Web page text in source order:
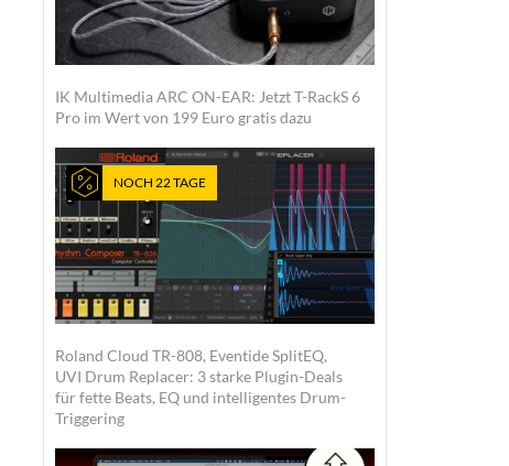
IK Multimedia ARC ON-EAR: Jetzt T-RackS 6
Pro im Wert von 199 Euro gratis dazu
NOCH 22 TAGE
Roland Cloud TR-808, Eventide SplitEQ,
UVI Drum Replacer: 3 starke Plugin-Deals
für fette Beats, EQ und intelligentes Drum-
Triggering